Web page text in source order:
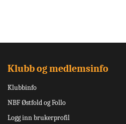
Klubb og medlemsinfo
Klubbinfo
NBF Østfold og Follo
Logg inn brukerprofil